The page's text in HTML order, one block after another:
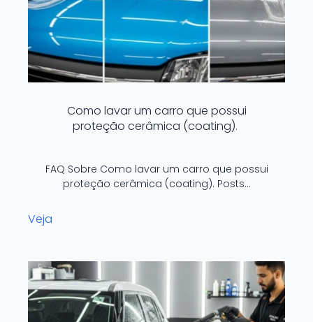
Como lavar um carro que possui
proteção cerâmica (coating).
FAQ Sobre Como lavar um carro que possui
proteção cerâmica (coating). Posts…
Veja